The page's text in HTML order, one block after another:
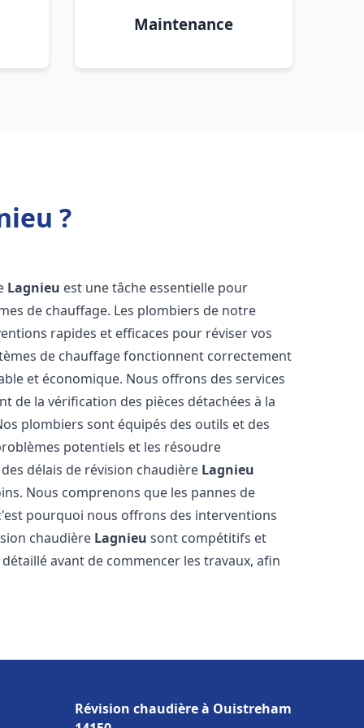
Maintenance
?
Lagnieu est une tâche essentielle pour
de chauffage. Les plombiers de notre
rapides et efficaces pour réviser vos
de chauffage fonctionnent correctement
et économique. Nous offrons des services
de la vérification des pièces détachées à la
plombiers sont équipés des outils et des
potentiels et les résoudre
délais de révision chaudière Lagnieu
Nous comprenons que les pannes de
pourquoi nous offrons des interventions
chaudière Lagnieu sont compétitifs et
avant de commencer les travaux, afin
Révision chaudière à Ouistreham